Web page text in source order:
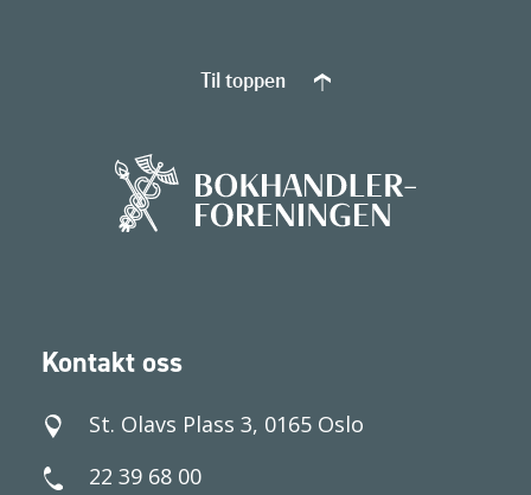
Kontakt oss
St. Olavs Plass 3, 0165 Oslo
22 39 68 00
Til toppen